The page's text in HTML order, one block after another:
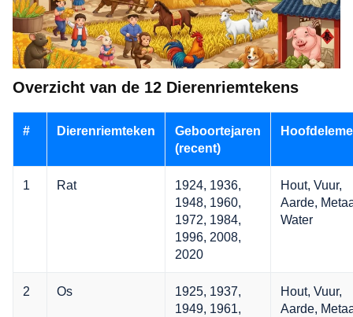
Overzicht van de 12 Dierenriemtekens
# Dierenriemteken
Geboortejaren
(recent)
1 Rat
1924, 1936,
1948, 1960,
1972, 1984,
1996, 2008,
2020
Hout, Vuur,
Aarde,
Water
2 Os
1925, 1937,
1949, 1961,
Hout, Vuur,
Aarde,